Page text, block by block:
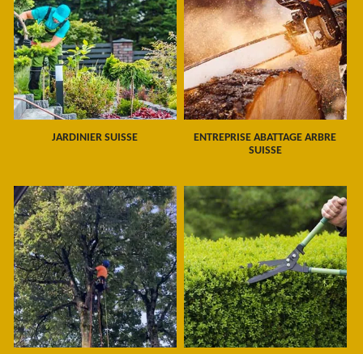
JARDINIER SUISSE
ENTREPRISE ABATTAGE ARBRE
SUISSE